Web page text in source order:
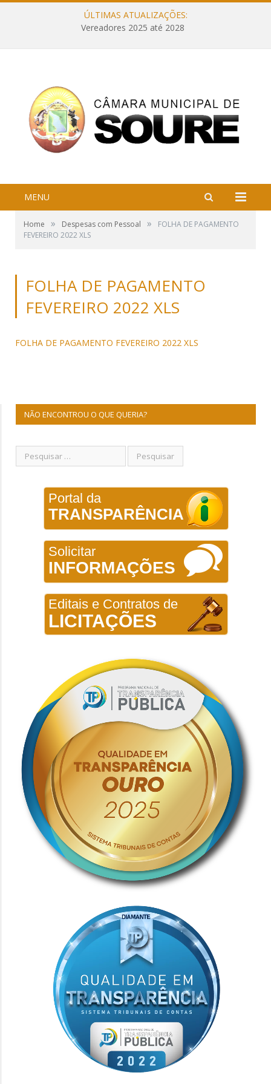
ÚLTIMAS ATUALIZAÇÕES:
Vereadores 2025 até 2028
MENU
Home » Despesas com Pessoal »
FOLHA DE PAGAMENTO
FEVEREIRO 2022 XLS
FOLHA DE PAGAMENTO
FEVEREIRO 2022 XLS
FOLHA DE PAGAMENTO FEVEREIRO 2022 XLS
NÃO ENCONTROU O QUE QUERIA?
Portal da
TRANSPARÊNCIA
Solicitar
INFORMAÇÕES
Editais e Contratos de
LICITAÇÕES